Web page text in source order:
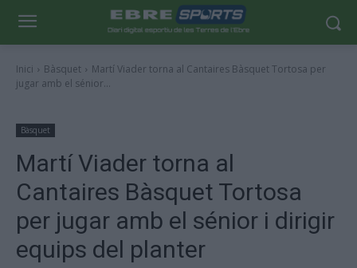
Inici Bàsquet
Martí Viader torna al Cantaires Bàsquet Tortosa per
jugar amb el sénior...
Bàsquet
Martí Viader torna al
Cantaires Bàsquet Tortosa
per jugar amb el sénior i dirigir
equips del planter